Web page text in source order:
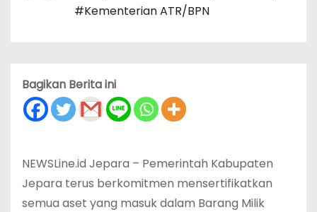
#Kementerian ATR/BPN
Bagikan Berita ini
NEWSLine.id Jepara – Pemerintah Kabupaten
Jepara terus berkomitmen mensertifikatkan
semua aset yang masuk dalam Barang Milik